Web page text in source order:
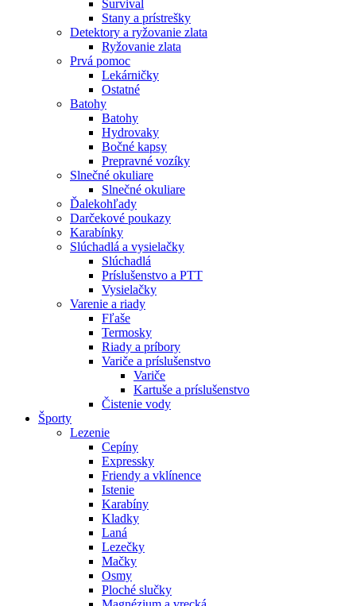
Survival
Stany a prístrešky
Detektory a ryžovanie zlata
Ryžovanie zlata
Prvá pomoc
Lekárničky
Ostatné
Batohy
Batohy
Hydrovaky
Bočné kapsy
Prepravné vozíky
Slnečné okuliare
Slnečné okuliare
Ďalekohľady
Darčekové poukazy
Karabínky
Slúchadlá a vysielačky
Slúchadlá
Príslušenstvo a PTT
Vysielačky
Varenie a riady
Fľaše
Termosky
Riady a príbory
Variče a príslušenstvo
Variče
Kartuše a príslušenstvo
Čistenie vody
Športy
Lezenie
Cepíny
Expressky
Friendy a vklínence
Istenie
Karabíny
Kladky
Laná
Lezečky
Mačky
Osmy
Ploché slučky